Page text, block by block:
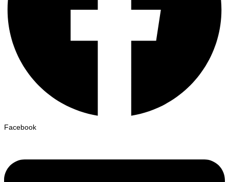
Facebook